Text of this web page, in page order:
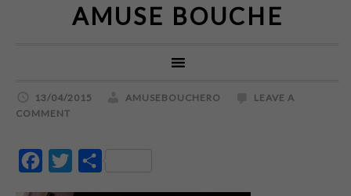
AMUSE BOUCHE
13/04/2015 AMUSEBOUCHERO
LEAVE A
COMMENT
FacebookTwitter